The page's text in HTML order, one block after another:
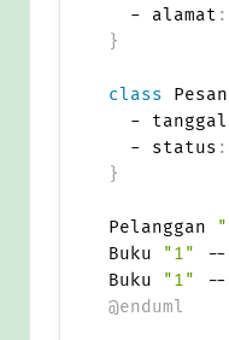
  - alamat
:
}
class
-
  - status
:
}
Pelanggan
Buku
"1" --
Buku
"1" --
@enduml